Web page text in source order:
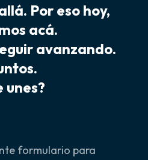
. Por eso hoy,
acá.
avanzando.
unes?
formulario para